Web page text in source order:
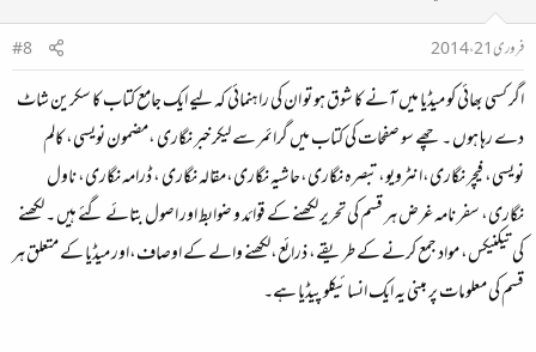
فروری 21، 2014
#8
اگر کسی بھائی کو میڈیا میں آنے کا شوق ہو تو ان کی راہنمائی کہ لیے ایک جامع کتاب کا سکرین شاٹ
دے رہا ہوں ۔ چھے سو صفحات کی کتاب میں گرائمر سے لیکر خبر نگاری ،مضمون نویسی، کالم
نویسی، فیچر نگاری،انٹرویو،تبصرہ نگاری،حاشیہ نگاری،مقالہ نگاری ، ڈرامہ نگاری، ناول
نگاری، سفر نامہ غرض ہر قسم کی تحریر لکھنے کے قوائد و ضوابط اور اصول بتائے گئے ہیں ۔ لکھنے
کی تیکنیکس، مواد جمع کرنے کے طریقے، ذرائع،لکھنے والے کے اوصاف،اور میڈیا کے متعلق ہر
قسم کی معلومات پر مبنی یہ ایک انسائیکلو پیڈیا ہے۔